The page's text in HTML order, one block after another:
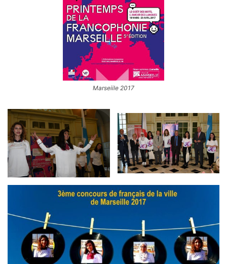
Marseiile 2017